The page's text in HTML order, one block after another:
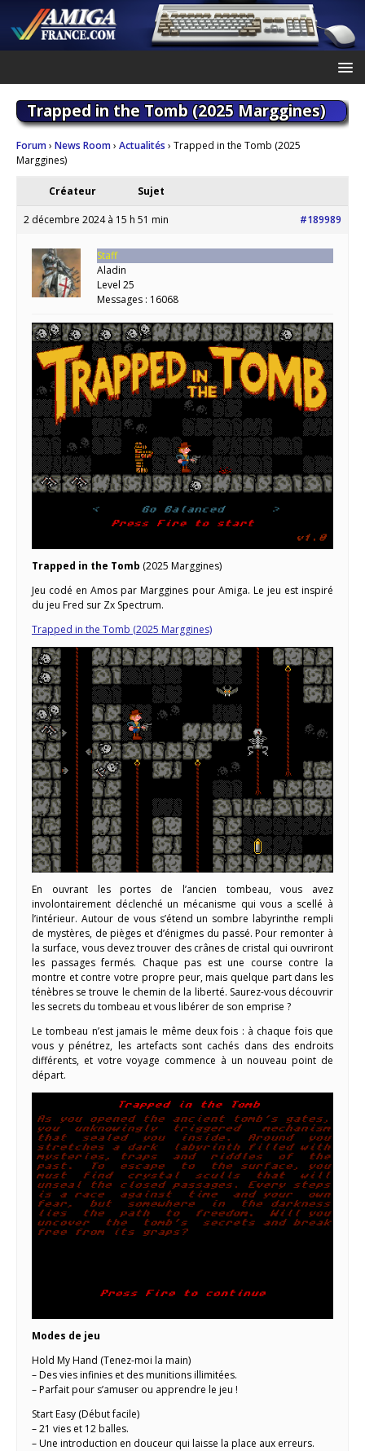
Trapped in the Tomb (2025 Marggines)
Forum› News Room› Actualités › Trapped in the Tomb (2025
Marggines)
Créateur Sujet
2 décembre 2024 à 15 h 51 min #189989
Staff
Aladin
Level 25
Messages : 16068
Trapped in the Tomb (2025 Marggines)
Jeu codé en Amos par Marggines pour Amiga. Le jeu est inspiré
du jeu Fred sur Zx Spectrum.
Trapped in the Tomb (2025 Marggines)
En ouvrant les portes de l’ancien tombeau, vous avez
involontairement déclenché un mécanisme qui vous a scellé à
l’intérieur. Autour de vous s’étend un sombre labyrinthe rempli
de mystères, de pièges et d’énigmes du passé. Pour remonter à
la surface, vous devez trouver des crânes de cristal qui ouvriront
les passages fermés. Chaque pas est une course contre la
montre et contre votre propre peur, mais quelque part dans les
ténèbres se trouve le chemin de la liberté. Saurez-vous découvrir
les secrets du tombeau et vous libérer de son emprise ?
Le tombeau n’est jamais le même deux fois : à chaque fois que
vous y pénétrez, les artefacts sont cachés dans des endroits
différents, et votre voyage commence à un nouveau point de
départ.
Modes de jeu
Hold My Hand (Tenez-moi la main)
– Des vies infinies et des munitions illimitées.
– Parfait pour s’amuser ou apprendre le jeu !
Start Easy (Début facile)
– 21 vies et 12 balles.
– Une introduction en douceur qui laisse la place aux erreurs.